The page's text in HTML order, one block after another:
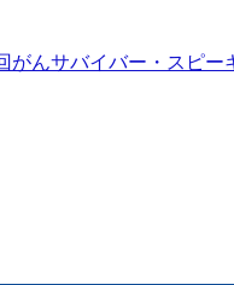
がんサバイバー・スピ